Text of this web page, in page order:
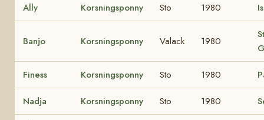
Ally Korsningsponny Sto 1980
Banjo Korsningsponny Valack 1980
Finess Korsningsponny Sto 1980
Nadja Korsningsponny Sto 1980